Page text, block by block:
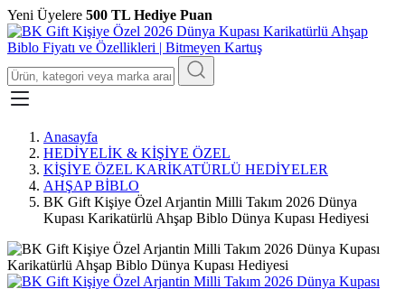
Yeni Üyelere 500 TL Hediye Puan
Anasayfa
HEDİYELİK & KİŞİYE ÖZEL
KİŞİYE ÖZEL KARİKATÜRLÜ HEDİYELER
AHŞAP BİBLO
BK Gift Kişiye Özel Arjantin Milli Takım 2026 Dünya
Kupası Karikatürlü Ahşap Biblo Dünya Kupası Hediyesi